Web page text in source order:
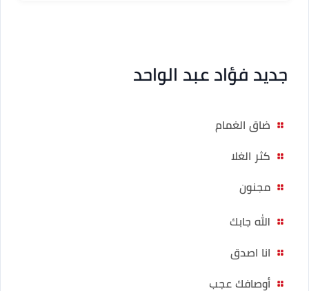
جديد فؤاد عبد الواحد
ضاق الغمام
كثر الغلا
مجنون
الله جابك
انا اصدق
أوصافك عجب